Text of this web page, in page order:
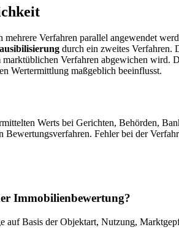
Verfahren parallel angewendet
durch ein zweites Verfahren.
Verfahren abgewichen wird.
Wertermittlung maßgeblich beeinflusst.
Werts bei Gerichten, Behörden,
Fehler bei der
Immobilienbewertung?
auf Basis der Objektart, Nutzung,